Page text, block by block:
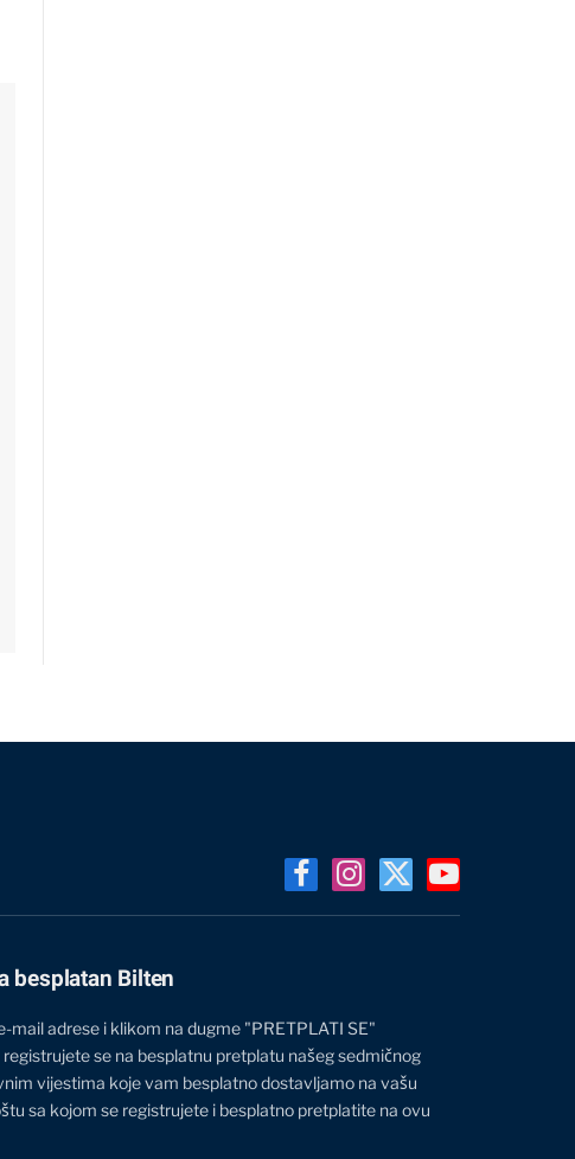
FacebookInstagram
X
YouTube
besplatan Bilten
mail adrese i klikom na dugme "PRETPLATI SE"
se na besplatnu pretplatu našeg sedmičnog
vijestima koje vam besplatno dostavljamo na vašu
sa kojom se registrujete i besplatno pretplatite na ovu